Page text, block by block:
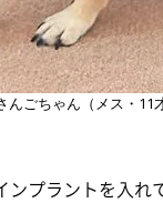
ごちゃん（メス・11
プラントを入